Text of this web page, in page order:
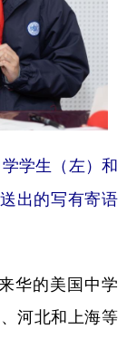
学生（左）和
出的写有寄语
华的美国中学
河北和上海等